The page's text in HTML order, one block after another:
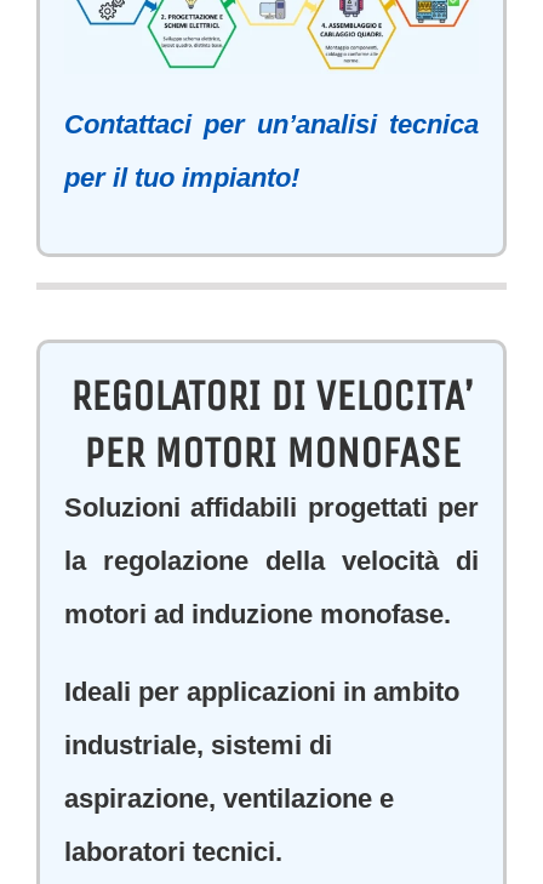
Contattaci per un’analisi tecnica
per il tuo impianto!
REGOLATORI DI VELOCITA’
PER MOTORI MONOFASE
Soluzioni affidabili progettati per
la regolazione della velocità di
motori ad induzione monofase.
Ideali per applicazioni in ambito
industriale, sistemi di
aspirazione, ventilazione e
laboratori tecnici.